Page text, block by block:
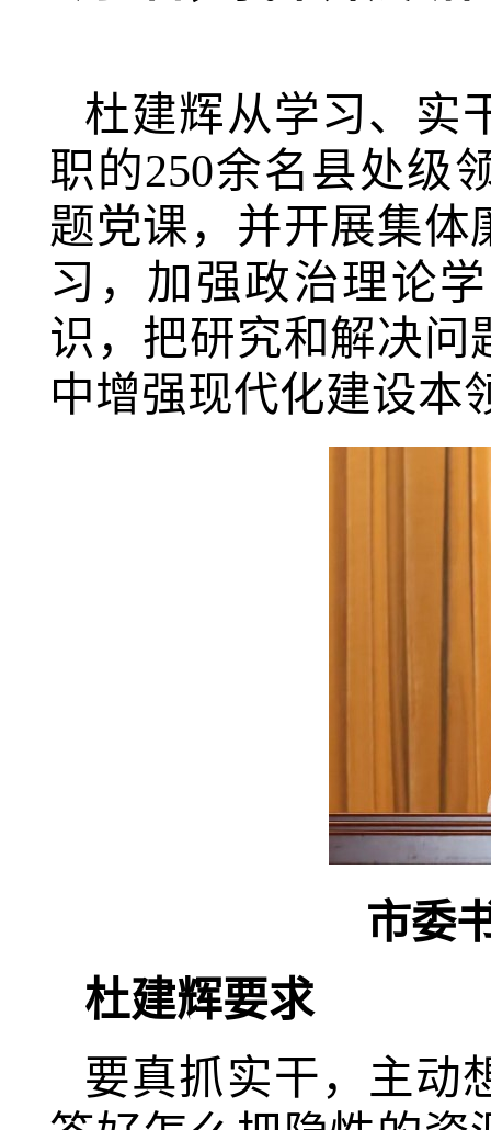
杜建辉从学习、实
职的250余名县处级
题党课，并开展集
习，加强政治理论
识，把研究和解决
中增强现代化建设本
市委
杜建辉要求
要真抓实干，主动